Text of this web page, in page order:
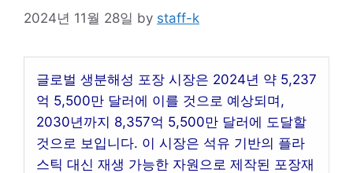
2024년 11월 28일 by staff-k
글로벌 생분해성 포장 시장은 2024년 약 5,237
억 5,500만 달러에 이를 것으로 예상되며,
2030년까지 8,357억 5,500만 달러에 도달할
것으로 보입니다. 이 시장은 석유 기반의 플라
스틱 대신 재생 가능한 자원으로 제작된 포장재